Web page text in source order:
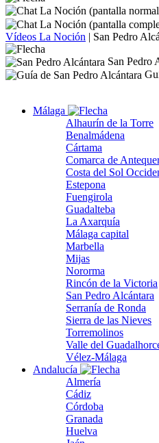
Vídeos La Noción | San Pedro
San Pedro
Málaga
Alhaurín de la Torre
Benalmádena
Cártama
Comarca de
Costa del Sol
Estepona
Fuengirola
Guadalteba
La Axarquía
Málaga capital
Marbella
Mijas
Nororma
Rincón de la Victoria
San Pedro Alcántara
Serranía de Ronda
Sierra de las Nieves
Torremolinos
Valle del
Vélez-Málaga
Andalucía
Almería
Cádiz
Córdoba
Granada
Huelva